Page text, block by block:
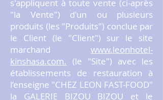
s'appliquent à toute vente (ci-après
"la Vente") d'un ou plusieurs
produits (les "Produits") conclue par
le Client (le "Client") sur le site
marchand www.leonhotel-
kinshasa.com. (le "Site") avec les
établissements de restauration à
l’enseigne "CHEZ LEON FAST-FOOD"
la GALERIE BIZOU BIZOU et le